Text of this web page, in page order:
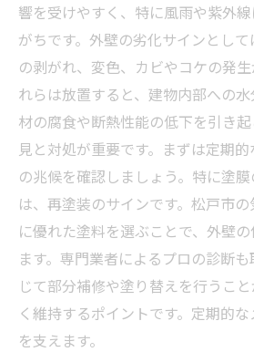
響を受けやすく、特に風雨や紫外
がちです。外壁の劣化サインとし
の剥がれ、変色、カビやコケの発
れらは放置すると、建物内部への
材の腐食や断熱性能の低下を引き
見と対処が重要です。まずは定期
の兆候を確認しましょう。特に塗
は、再塗装のサインです。松戸市
に優れた塗料を選ぶことで、外壁
ます。専門業者によるプロの診断
じて部分補修や塗り替えを行うこ
く維持するポイントです。定期的
を支えます。